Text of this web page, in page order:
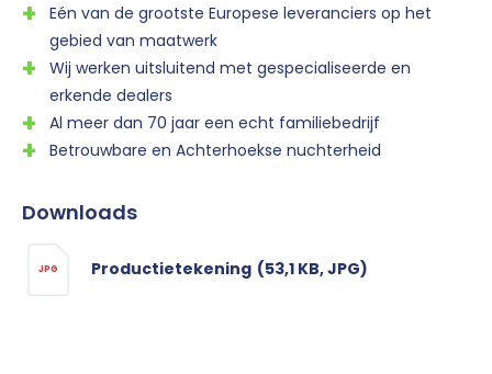
Eén van de grootste Europese leveranciers op het
gebied van maatwerk
Wij werken uitsluitend met gespecialiseerde en
erkende dealers
Al meer dan 70 jaar een echt familiebedrijf
Betrouwbare en Achterhoekse nuchterheid
Downloads
JPG Productietekening (53,1 KB, JPG)